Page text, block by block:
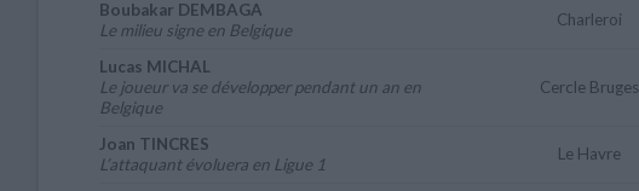
Boubakar DEMBAGA
Le milieu signe en Belgique
Charleroi
Lucas MICHAL
Le joueur va se développer pendant un an en
Belgique
Cercle Bruges
Joan TINCRES
L’attaquant évoluera en Ligue 1
Le Havre